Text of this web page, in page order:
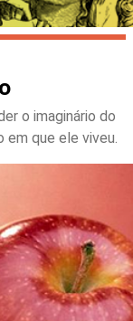
o imaginário do
que ele viveu.